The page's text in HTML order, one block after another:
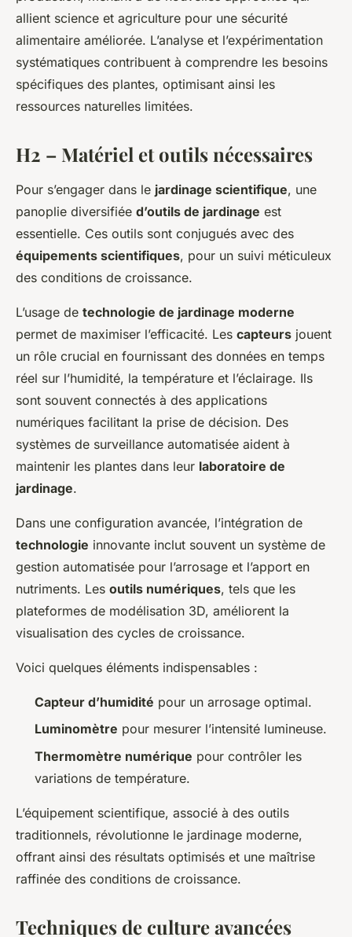
allient science et agriculture pour une sécurité
alimentaire améliorée. L’analyse et l’expérimentation
systématiques contribuent à comprendre les besoins
spécifiques des plantes, optimisant ainsi les
ressources naturelles limitées.
H2 – Matériel et outils nécessaires
Pour s’engager dans le jardinage scientifique, une
panoplie diversifiée d’outils de jardinage est
essentielle. Ces outils sont conjugués avec des
équipements scientifiques, pour un suivi méticuleux
des conditions de croissance.
L’usage de technologie de jardinage moderne
permet de maximiser l’efficacité. Les capteurs jouent
un rôle crucial en fournissant des données en temps
réel sur l’humidité, la température et l’éclairage. Ils
sont souvent connectés à des applications
numériques facilitant la prise de décision. Des
systèmes de surveillance automatisée aident à
maintenir les plantes dans leur laboratoire de
jardinage.
Dans une configuration avancée, l’intégration de
technologie innovante inclut souvent un système de
gestion automatisée pour l’arrosage et l’apport en
nutriments. Les outils numériques, tels que les
plateformes de modélisation 3D, améliorent la
visualisation des cycles de croissance.
Voici quelques éléments indispensables :
Capteur d’humidité pour un arrosage optimal.
Luminomètre pour mesurer l’intensité lumineuse.
Thermomètre numérique pour contrôler les
variations de température.
L’équipement scientifique, associé à des outils
traditionnels, révolutionne le jardinage moderne,
offrant ainsi des résultats optimisés et une maîtrise
raffinée des conditions de croissance.
Techniques de culture avancées